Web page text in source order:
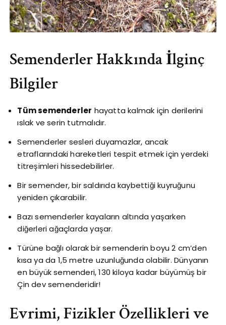
Semenderler Hakkında İlginç
Bilgiler
Tüm semenderler hayatta kalmak için derilerini
ıslak ve serin tutmalıdır.
Semenderler sesleri duyamazlar, ancak
etraflarındaki hareketleri tespit etmek için yerdeki
titreşimleri hissedebilirler.
Bir semender, bir saldırıda kaybettiği kuyruğunu
yeniden çıkarabilir.
Bazı semenderler kayaların altında yaşarken
diğerleri ağaçlarda yaşar.
Türüne bağlı olarak bir semenderin boyu 2 cm’den
kısa ya da 1,5 metre uzunluğunda olabilir. Dünyanın
en büyük semenderi, 130 kiloya kadar büyümüş bir
Çin dev semenderidir!
Evrimi, Fizikler Özellikleri ve